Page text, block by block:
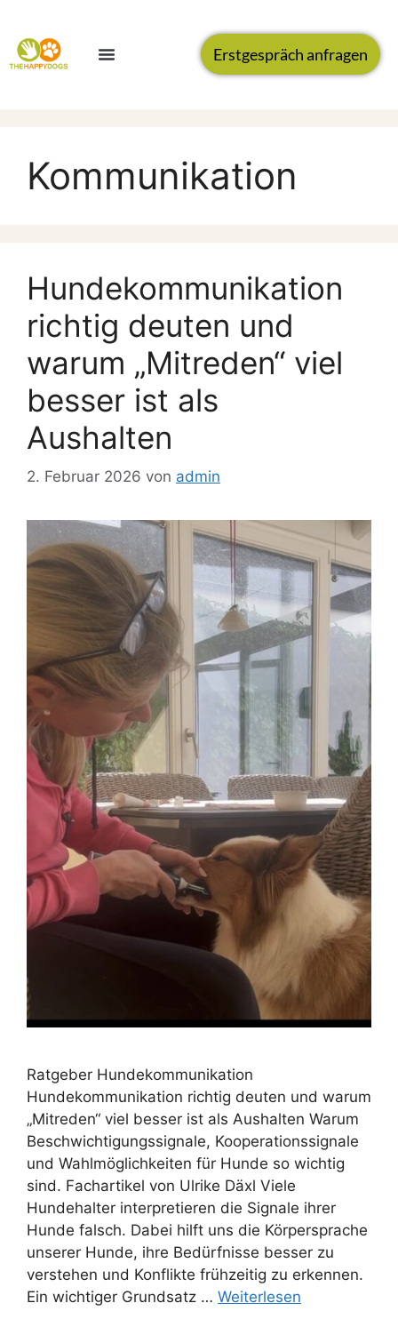
Erstgespräch anfragen
Kommunikation
Hundekommunikation
richtig deuten und
warum „Mitreden“ viel
besser ist als
Aushalten
2. Februar 2026 von admin
Ratgeber Hundekommunikation
Hundekommunikation richtig deuten und warum
„Mitreden“ viel besser ist als Aushalten Warum
Beschwichtigungssignale, Kooperationssignale
und Wahlmöglichkeiten für Hunde so wichtig
sind. Fachartikel von Ulrike Däxl Viele
Hundehalter interpretieren die Signale ihrer
Hunde falsch. Dabei hilft uns die Körpersprache
unserer Hunde, ihre Bedürfnisse besser zu
verstehen und Konflikte frühzeitig zu erkennen.
Ein wichtiger Grundsatz … Weiterlesen